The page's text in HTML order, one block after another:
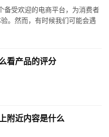
备受欢迎的电商平台，为消费者
。然而，有时候我们可能会遇
看产品的评分
附近内容是什么